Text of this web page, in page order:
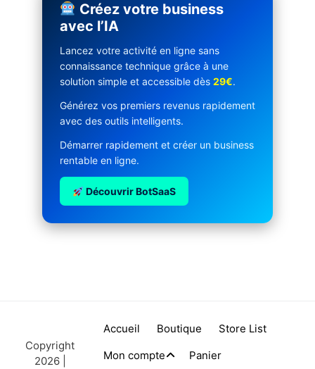
Créez votre business
avec l’IA
Lancez votre activité en ligne sans
connaissance technique grâce à une
solution simple et accessible dès 29€.
Générez vos premiers revenus rapidement
avec des outils intelligents.
Démarrer rapidement et créer un business
rentable en ligne.
Découvrir BotSaaS
Copyright
2026 |
Accueil Boutique
Store List
Mon compte
Panier